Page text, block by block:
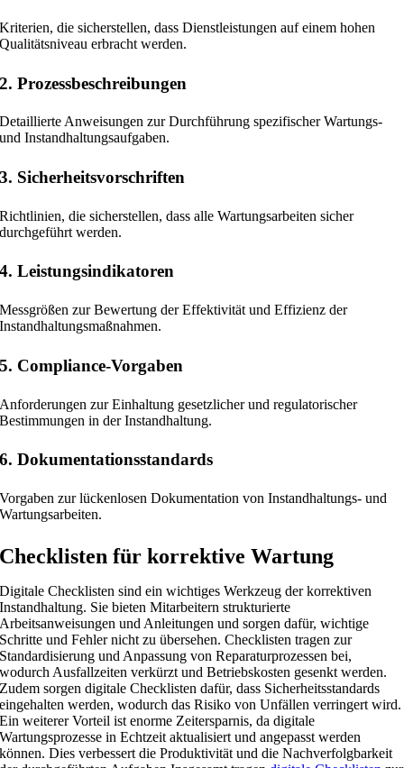
Kriterien, die sicherstellen, dass Dienstleistungen auf einem hohen
Qualitätsniveau erbracht werden.
2. Prozessbeschreibungen
Detaillierte Anweisungen zur Durchführung spezifischer Wartungs-
und Instandhaltungsaufgaben.
3. Sicherheitsvorschriften
Richtlinien, die sicherstellen, dass alle Wartungsarbeiten sicher
durchgeführt werden.
4. Leistungsindikatoren
Messgrößen zur Bewertung der Effektivität und Effizienz der
Instandhaltungsmaßnahmen.
5. Compliance-Vorgaben
Anforderungen zur Einhaltung gesetzlicher und regulatorischer
Bestimmungen in der Instandhaltung.
6. Dokumentationsstandards
Vorgaben zur lückenlosen Dokumentation von Instandhaltungs- und
Wartungsarbeiten.
Checklisten für korrektive Wartung
Digitale Checklisten sind ein wichtiges Werkzeug der korrektiven
Instandhaltung. Sie bieten Mitarbeitern strukturierte
Arbeitsanweisungen und Anleitungen und sorgen dafür, wichtige
Schritte und Fehler nicht zu übersehen.Checklisten tragen zur
Standardisierung und Anpassung von Reparaturprozessen bei,
wodurch Ausfallzeiten verkürzt und Betriebskosten gesenkt werden.
Zudem sorgendigitale Checklisten dafür, dass Sicherheitsstandards
eingehalten werden, wodurch das Risiko von Unfällen verringert wird.
Ein weiterer Vorteil ist enorme Zeitersparnis, da digitale
Wartungsprozesse in Echtzeit aktualisiert und angepasst werden
können.Dies verbessert die Produktivität und die Nachverfolgbarkeit